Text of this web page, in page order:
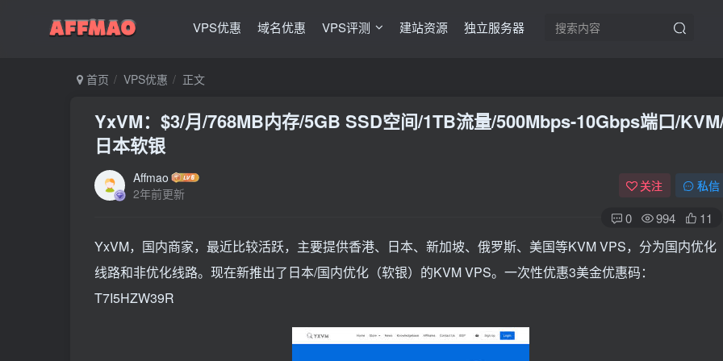
VPS优惠 域名优惠 VPS评测 建站资源 独立服务器
首页 VPS优惠 正文
YxVM：$3/月/768MB内存/5GB SSD空间/1TB流量/500Mbps-10Gbps端口/
日本软银
Affmao
2年前更新
关注 私信
0 994 11
YxVM，国内商家，最近比较活跃，主要提供香港、日本、新加坡、俄罗斯、美国等KVM VPS，分为国内优化
线路和非优化线路。现在新推出了日本/国内优化（软银）的KVM VPS。一次性优惠3美金优惠码：
T7I5HZW39R